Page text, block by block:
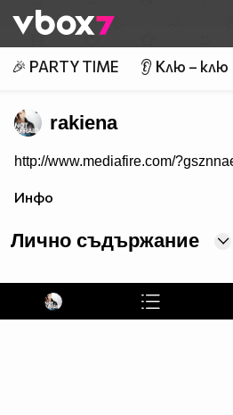
👾
🎉 PARTY TIME 👂 Клю – клю
rakiena
http://www.mediafire.com/
Инфо
Лично съдържание